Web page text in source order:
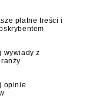
płatne treści i
wywiady z
opinie